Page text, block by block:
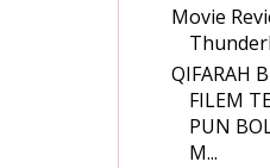
Movie
QIFARAH
FILEM
PUN
M...